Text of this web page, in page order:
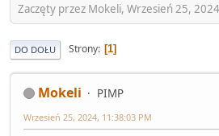
Zaczęty przez Mokeli, Wrzesień 25,
DO DOŁU Strony 1
Mokeli PIMP
Wrzesień 25, 2024, 11:38:03 PM